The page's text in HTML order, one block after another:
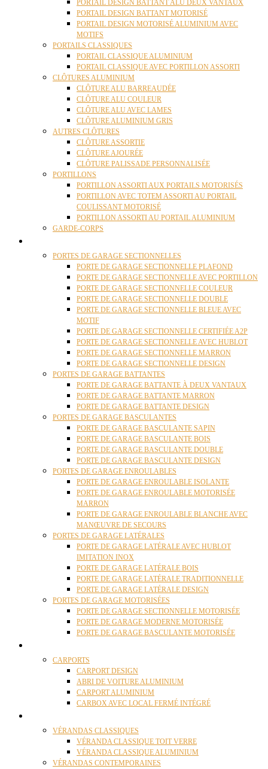
PORTAIL DESIGN BATTANT ALU DEUX VANTAUX
PORTAIL DESIGN BATTANT MOTORISÉ
PORTAIL DESIGN MOTORISÉ ALUMINIUM AVEC
MOTIFS
PORTAILS CLASSIQUES
PORTAIL CLASSIQUE ALUMINIUM
PORTAIL CLASSIQUE AVEC PORTILLON ASSORTI
CLÔTURES ALUMINIUM
CLÔTURE ALU BARREAUDÉE
CLÔTURE ALU COULEUR
CLÔTURE ALU AVEC LAMES
CLÔTURE ALUMINIUM GRIS
AUTRES CLÔTURES
CLÔTURE ASSORTIE
CLÔTURE AJOURÉE
CLÔTURE PALISSADE PERSONNALISÉE
PORTILLONS
PORTILLON ASSORTI AUX PORTAILS MOTORISÉS
PORTILLON AVEC TOTEM ASSORTI AU PORTAIL
COULISSANT MOTORISÉ
PORTILLON ASSORTI AU PORTAIL ALUMINIUM
GARDE-CORPS
PORTES DE GARAGE SECTIONNELLES
PORTE DE GARAGE SECTIONNELLE PLAFOND
PORTE DE GARAGE SECTIONNELLE AVEC PORTILLON
PORTE DE GARAGE SECTIONNELLE COULEUR
PORTE DE GARAGE SECTIONNELLE DOUBLE
PORTE DE GARAGE SECTIONNELLE BLEUE AVEC
MOTIF
PORTE DE GARAGE SECTIONNELLE CERTIFIÉE A2P
PORTE DE GARAGE SECTIONNELLE AVEC HUBLOT
PORTE DE GARAGE SECTIONNELLE MARRON
PORTE DE GARAGE SECTIONNELLE DESIGN
PORTES DE GARAGE BATTANTES
PORTE DE GARAGE BATTANTE À DEUX VANTAUX
PORTE DE GARAGE BATTANTE MARRON
PORTE DE GARAGE BATTANTE DESIGN
PORTES DE GARAGE BASCULANTES
PORTE DE GARAGE BASCULANTE SAPIN
PORTE DE GARAGE BASCULANTE BOIS
PORTE DE GARAGE BASCULANTE DOUBLE
PORTE DE GARAGE BASCULANTE DESIGN
PORTES DE GARAGE ENROULABLES
PORTE DE GARAGE ENROULABLE ISOLANTE
PORTE DE GARAGE ENROULABLE MOTORISÉE
MARRON
PORTE DE GARAGE ENROULABLE BLANCHE AVEC
MANŒUVRE DE SECOURS
PORTES DE GARAGE LATÉRALES
PORTE DE GARAGE LATÉRALE AVEC HUBLOT
IMITATION INOX
PORTE DE GARAGE LATÉRALE BOIS
PORTE DE GARAGE LATÉRALE TRADITIONNELLE
PORTE DE GARAGE LATÉRALE DESIGN
PORTES DE GARAGE MOTORISÉES
PORTE DE GARAGE SECTIONNELLE MOTORISÉE
PORTE DE GARAGE MODERNE MOTORISÉE
PORTE DE GARAGE BASCULANTE MOTORISÉE
CARPORTS
CARPORT DESIGN
ABRI DE VOITURE ALUMINIUM
CARPORT ALUMINIUM
CARBOX AVEC LOCAL FERMÉ INTÉGRÉ
VÉRANDAS CLASSIQUES
VÉRANDA CLASSIQUE TOIT VERRE
VÉRANDA CLASSIQUE ALUMINIUM
VÉRANDAS CONTEMPORAINES